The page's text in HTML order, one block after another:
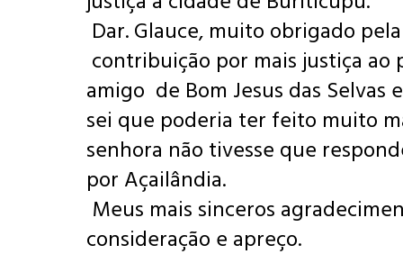
Dar. Glauce, muito obrigado pela
contribuição por mais justiça ao
amigo de Bom Jesus das Selvas
sei que poderia ter feito muito
senhora não tivesse que
por Açailândia.
Meus mais sinceros
consideração e apreço.